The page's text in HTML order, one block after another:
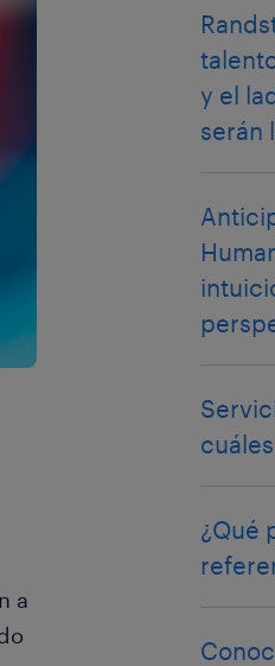
a
y el
serán
¿Qué